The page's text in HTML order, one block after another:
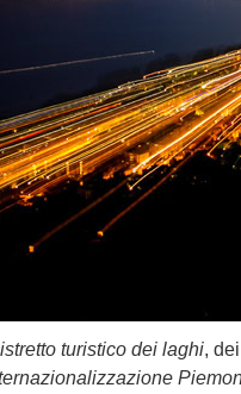
turistico dei laghi,